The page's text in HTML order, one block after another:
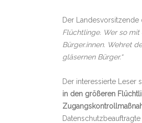
Der
Flüchtlinge. Wer so
Bürger.innen. Wehret
gläsernen Bürger.“
Der interessierte Leser
in den größeren